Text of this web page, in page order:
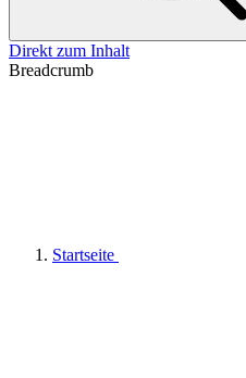
Direkt zum Inhalt
Breadcrumb
Startseite